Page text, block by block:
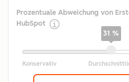
Prozentuale Abweichung von
HubSpot
31 %